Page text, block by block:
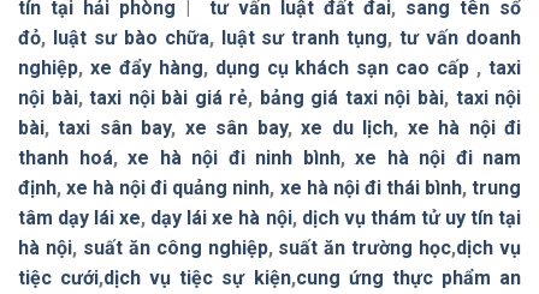
tín tại hải phòng | tư vấn luật đất đai, sang tên sổ
đỏ, luật sư bào chữa, luật sư tranh tụng,tư vấn doanh
nghiệp, xe đẩy hàng, dụng cụ khách sạn cao cấp ,taxi
nội bài,taxi nội bài giá rẻ, bảng giá taxi nội bài, taxi nội
bài,taxi sân bay, xe sân bay,xe du lịch, xe hà nội đi
thanh hoá, xe hà nội đi ninh bình, xe hà nội đi nam
định,xe hà nội đi quảng ninh, xe hà nội đi thái bình,trung
tâm dạy lái xe, dạy lái xe hà nội, dịch vụ thám tử uy tín tại
hà nội, suất ăn công nghiệp, suất ăn trường học,dịch vụ
tiệc cưới,dịch vụ tiệc sự kiện,cung ứng thực phẩm an